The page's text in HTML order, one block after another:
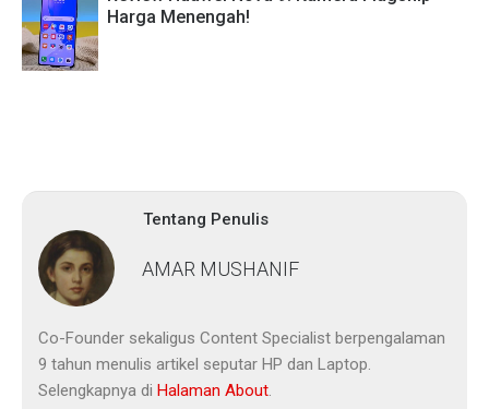
Tentang Penulis
Harga Menengah!
AMAR MUSHANIF
Co-Founder sekaligus Content Specialist berpengalaman
9 tahun menulis artikel seputar HP dan Laptop.
Selengkapnya di Halaman About